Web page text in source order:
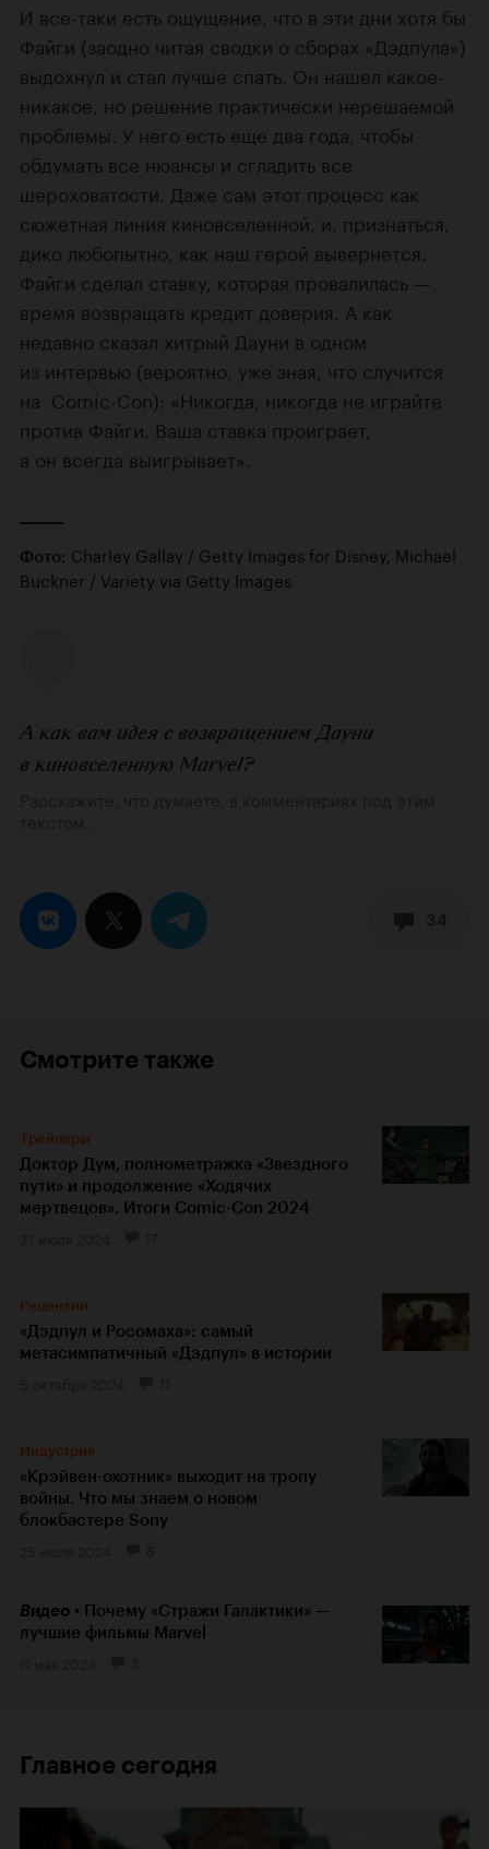
И все-таки есть ощущение, что в эти дни хотя бы
Файги (заодно читая сводки о сборах «Дэдпула»)
выдохнул и стал лучше спать. Он нашел какое-
никакое, но решение практически нерешаемой
проблемы. У него есть еще два года, чтобы
обдумать все нюансы и сгладить все
шероховатости. Даже сам этот процесс как
сюжетная линия киновселенной, и, признаться,
дико любопытно, как наш герой вывернется.
Файги сделал ставку, которая провалилась —
время возвращать кредит доверия. А как
недавно сказал хитрый Дауни в одном
из интервью (вероятно, уже зная, что случится
на Comic-Con): «Никогда, никогда не играйте
против Файги. Ваша ставка проиграет,
а он всегда выигрывает».
Фото: Charley Gallay / Getty Images for Disney, Michael
Buckner / Variety via Getty Images
А как вам идея с возвращением Дауни
в киновселенную Marvel?
Смотрите также
Трейлеры
Доктор Дум, полнометражка «Звездного
пути» и продолжение «Ходячих
мертвецов». Итоги Comic-Con 2024
Рецензии
«Дэдпул и Росомаха»: самый
метасимпатичный «Дэдпул» в истории
Индустрия
«Крэйвен-охотник» выходит на тропу
войны. Что мы знаем о новом
блокбастере Sony
Видео
Почему «Стражи Галактики» —
лучшие фильмы Marvel
Главное сегодня